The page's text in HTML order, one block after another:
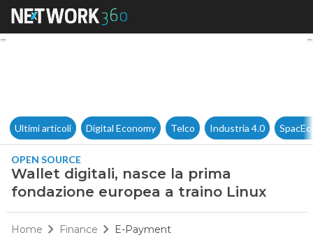
Wallet digitali, nasce la
Ultimi articoli Digital Economy Telco Industria 4.0
OPEN SOURCE
Wallet digitali, nasce la prima
fondazione europea a traino Linux
Home Finance E-Payment